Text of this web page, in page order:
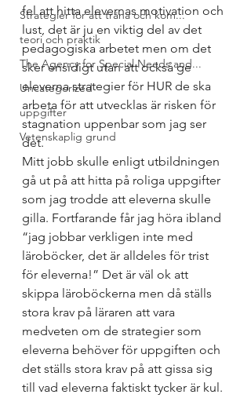
Strategier för att träna och kom...
teori och praktik
The Agency for Special Needs and...
Uncategorized
uppgifter
Vetenskaplig grund
fel att hitta elevernas motivation och
lust, det är ju en viktig del av det
pedagogiska arbetet men om det
sker ensidigt utan att också ge
eleverna strategier för HUR de ska
arbeta för att utvecklas är risken för
stagnation uppenbar som jag ser
det.
Mitt jobb skulle enligt utbildningen
gå ut på att hitta på roliga uppgifter
som jag trodde att eleverna skulle
gilla. Fortfarande får jag höra ibland
“jag jobbar verkligen inte med
läroböcker, det är alldeles för trist
för eleverna!” Det är väl ok att
skippa läroböckerna men då ställs
stora krav på läraren att vara
medveten om de strategier som
eleverna behöver för uppgiften och
det ställs stora krav på att gissa sig
till vad eleverna faktiskt tycker är kul.